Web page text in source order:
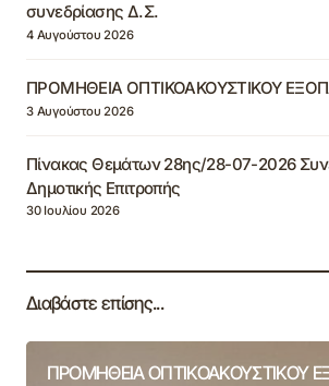
συνεδρίασης Δ.Σ.
4 Αυγούστου 2026
ΠΡΟΜΗΘΕΙΑ ΟΠΤΙΚΟΑΚΟΥΣΤΙΚΟΥ
3 Αυγούστου 2026
Πίνακας Θεμάτων 28ης/28-07-2026
Δημοτικής Επιτροπής
30 Ιουλίου 2026
Διαβάστε επίσης...
ΠΡΟΜΗΘΕΙΑ ΟΠΤΙΚΟΑΚΟΥΣΤΙΚΟΥ